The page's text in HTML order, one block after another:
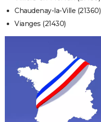
Chaudenay-la-Ville (21360)
Vianges (21430)